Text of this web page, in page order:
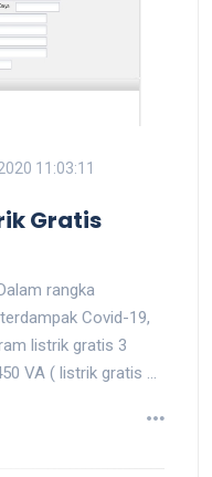
11:03:11
Gratis
rangka
Covid-19,
listrik gratis 3
VA ( listrik gratis ...